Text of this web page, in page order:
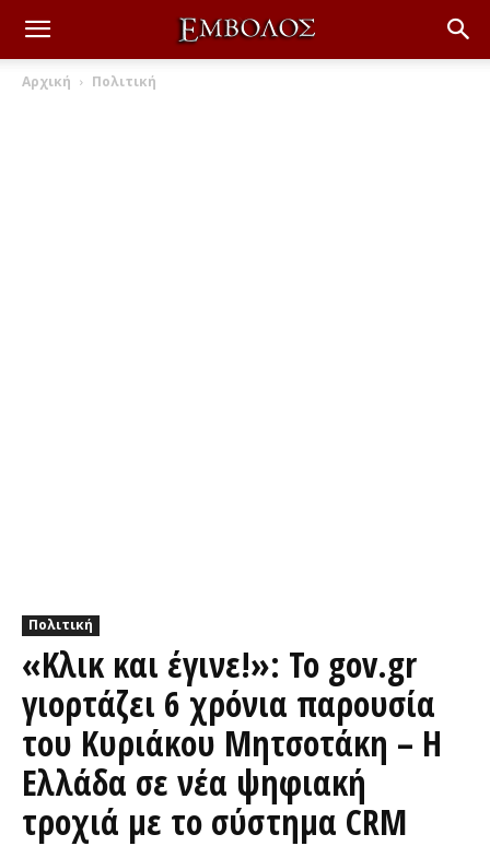
Αρχική Πολιτική
Πολιτική
«Κλικ και έγινε!»: Το gov.gr
γιορτάζει 6 χρόνια παρουσία
του Κυριάκου Μητσοτάκη – Η
Ελλάδα σε νέα ψηφιακή
τροχιά με το σύστημα CRM